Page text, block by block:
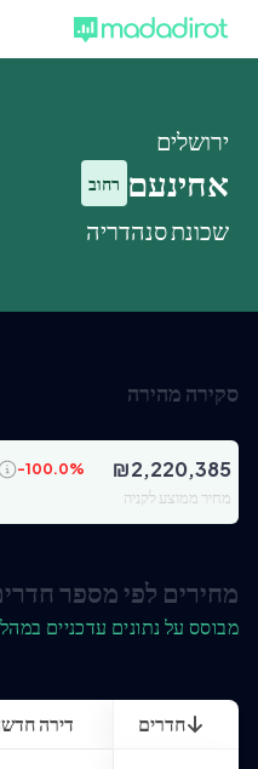
ירושלים
אחינעם רחוב
שכונת סנהדריה
סקירה מהירה
₪2,220,385
-100.0%
מחיר ממוצע לקניה
מחירים לפי מספר
מבוסס על נתונים עדכניים במהלך 12 החודשים
חדרים דירה